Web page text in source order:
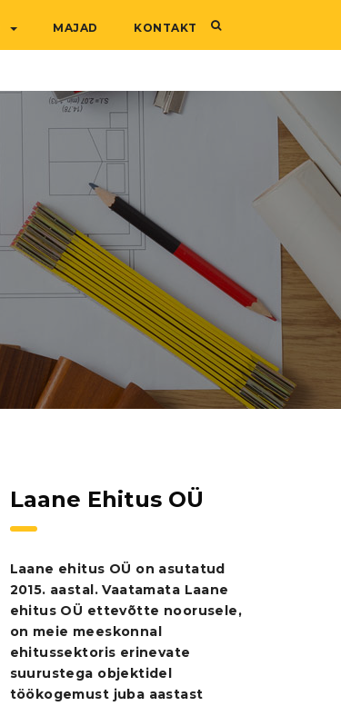
MAJAD KONTAKT
Laane Ehitus OÜ
Laane ehitus OÜ on asutatud
2015. aastal. Vaatamata Laane
ehitus OÜ ettevõtte noorusele,
on meie meeskonnal
ehitussektoris erinevate
suurustega objektidel
töökogemust juba aastast